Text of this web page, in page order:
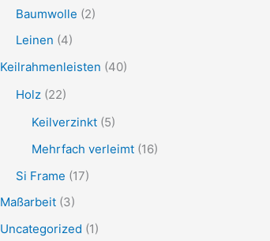
h
Baumwolle (2)
Leinen (4)
Keilrahmenleisten (40)
Holz (22)
Keilverzinkt (5)
Mehrfach verleimt (16)
Si Frame (17)
Maßarbeit (3)
Uncategorized (1)